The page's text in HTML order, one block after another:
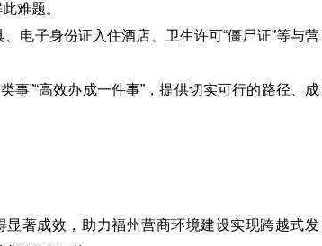
难题。
电子身份证入住酒店、卫生许可“僵尸证”等与营
事”“高效办成一件事”，提供切实可行的路径、成
显著成效，助力福州营商环境建设实现跨越式发